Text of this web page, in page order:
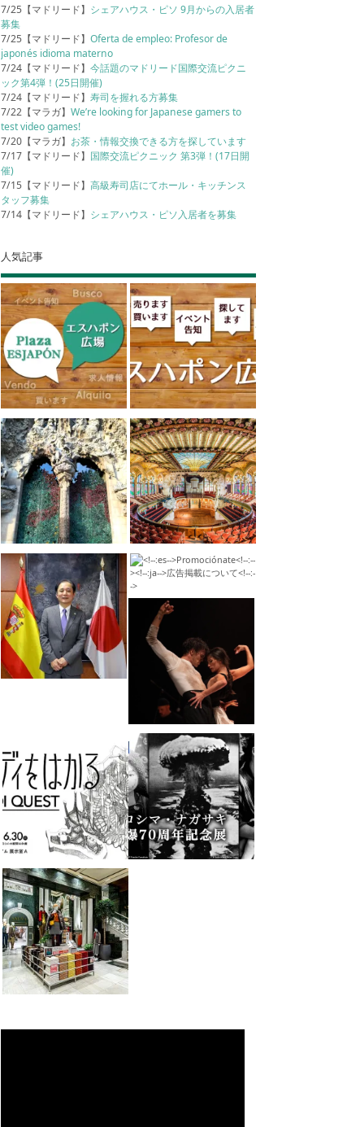
7/25【マドリード】 シェアハウス・ピソ 9月からの入居者
募集
7/25【マドリード】Oferta de empleo: Profesor de
japonés idioma materno
7/24【マドリード】今話題のマドリード国際交流ピクニ
ック第4弾！(25日開催)
7/24【マドリード】寿司を握れる方募集
7/22【マラガ】We’re looking for Japanese gamers to
test video games!
7/20【マラガ】 お茶・情報交換できる方を探しています
7/17【マドリード】 国際交流ピクニック 第3弾！(17日開
催)
7/15【マドリード】高級寿司店にてホール・キッチンス
タッフ募集
7/14【マドリード】 シェアハウス・ピソ入居者を募集
人気記事